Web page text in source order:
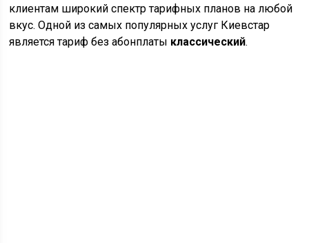
клиентам широкий спектр тарифных планов на любой
вкус. Одной из самых популярных услуг Киевстар
является тариф без абонплаты классический.